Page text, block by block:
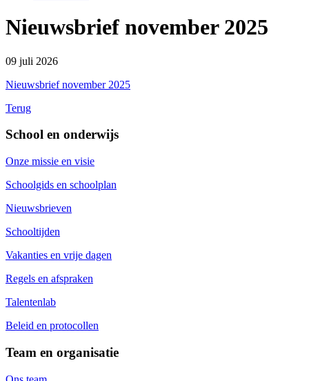
Nieuwsbrief november 2025
09 juli 2026
Nieuwsbrief november 2025
Terug
School en onderwijs
Onze missie en visie
Schoolgids en schoolplan
Nieuwsbrieven
Schooltijden
Vakanties en vrije dagen
Regels en afspraken
Talentenlab
Beleid en protocollen
Team en organisatie